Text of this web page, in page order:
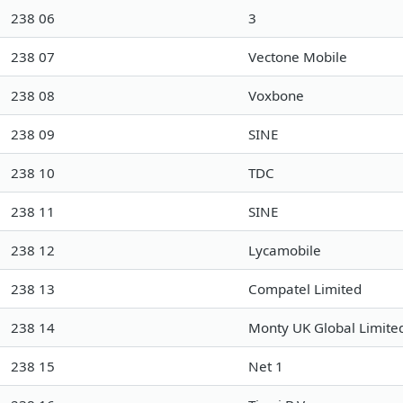
238 06 3
238 07 Vectone Mobile
238 08 Voxbone
238 09 SINE
238 10 TDC
238 11 SINE
238 12 Lycamobile
238 13 Compatel Limited
238 14 Monty UK Global
238 15 Net 1